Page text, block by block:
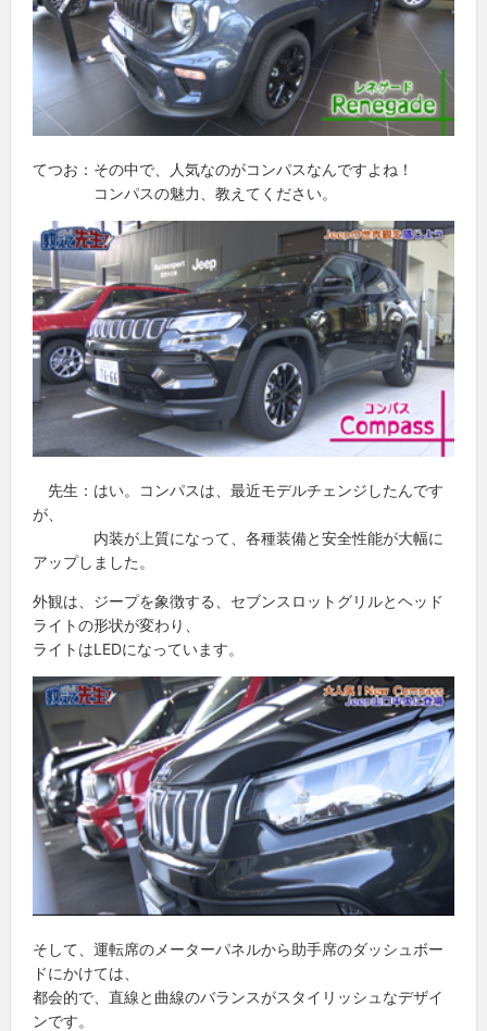
てつお：その中で、人気なのがコンパスなんですよね！
コンパスの魅力、教えてください。
先生：はい。コンパスは、最近モデルチェンジしたんです
が、
内装が上質になって、各種装備と安全性能が大幅に
アップしました。
外観は、ジープを象徴する、セブンスロットグリルとヘッド
ライトの形状が変わり、
ライトはLEDになっています。
そして、運転席のメーターパネルから助手席のダッシュボー
ドにかけては、
都会的で、直線と曲線のバランスがスタイリッシュなデザイ
ンです。